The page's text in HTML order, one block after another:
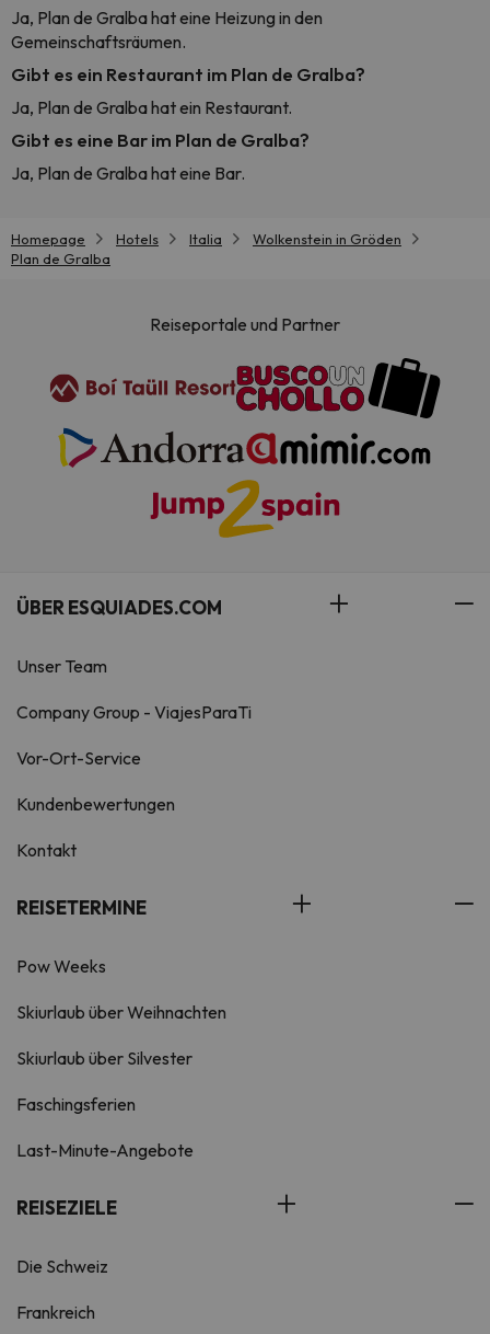
Ja, Plan de Gralba hat eine Heizung in den
Gemeinschaftsräumen.
Gibt es ein Restaurant im Plan de Gralba?
Ja, Plan de Gralba hat ein Restaurant.
Gibt es eine Bar im Plan de Gralba?
Ja, Plan de Gralba hat eine Bar.
Homepage Hotels Italia
Wolkenstein in Gröden
Plan de Gralba
Reiseportale und Partner
ÜBER ESQUIADES.COM
Unser Team
Company Group - ViajesParaTi
Vor-Ort-Service
Kundenbewertungen
Kontakt
REISETERMINE
Pow Weeks
Skiurlaub über Weihnachten
Skiurlaub über Silvester
Faschingsferien
Last-Minute-Angebote
REISEZIELE
Die Schweiz
Frankreich